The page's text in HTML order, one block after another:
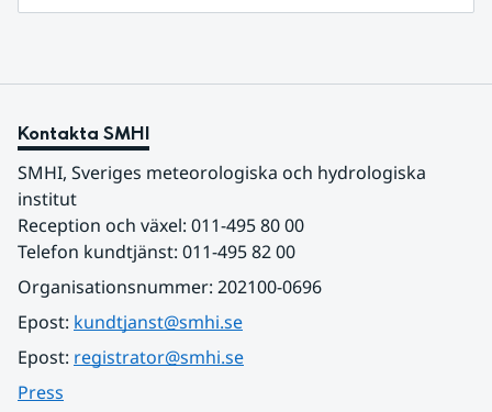
Kontakta SMHI
SMHI, Sveriges meteorologiska och hydrologiska
institut
Reception och växel: 011-495 80 00
Telefon kundtjänst: 011-495 82 00
Organisationsnummer: 202100-0696
Epost: kundtjanst@smhi.se
Epost: registrator@smhi.se
Press